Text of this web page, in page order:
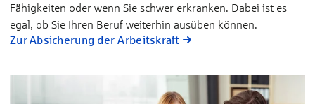
Fähig­keiten oder wenn Sie schwer er­kran­ken. Dabei ist es
egal, ob Sie Ihren Be­ruf weiter­hin aus­üben kön­nen.
Zur Absicherung der Arbeitskraft